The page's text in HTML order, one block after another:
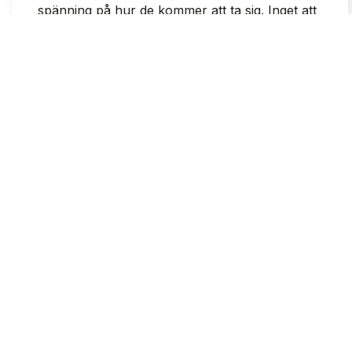
spänning på hur de kommer att ta sig. Inget att